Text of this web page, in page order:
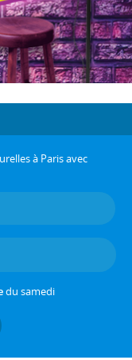
à Paris avec
du samedi